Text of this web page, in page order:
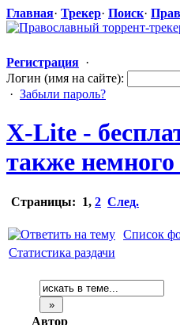
Главная· Трекер· Поиск·
Регистрация ·
Логин (имя на сайте):
· Забыли пароль?
X-Lite -
также немного
Страницы: 1, 2 След.
Список
Статистика раздачи
Автор